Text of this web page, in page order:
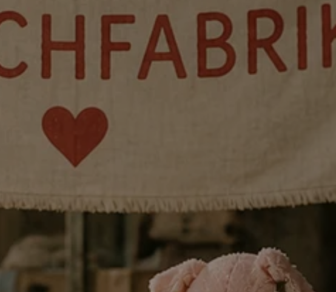
der Spielzeit lassen wir es
Premieren unserer
bringen unsere Produktionen auf
das ganze Jahr
spannende
und Festivalpartys.